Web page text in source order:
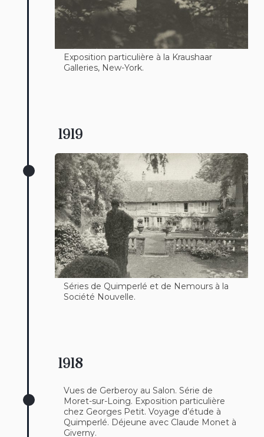
Exposition particulière à la Kraushaar
Galleries, New-York.
1919
Séries de Quimperlé et de Nemours à la
Société Nouvelle.
1918
Vues de Gerberoy au Salon. Série de
Moret-sur-Loing. Exposition particulière
chez Georges Petit. Voyage d’étude à
Quimperlé. Déjeune avec Claude Monet à
Giverny.